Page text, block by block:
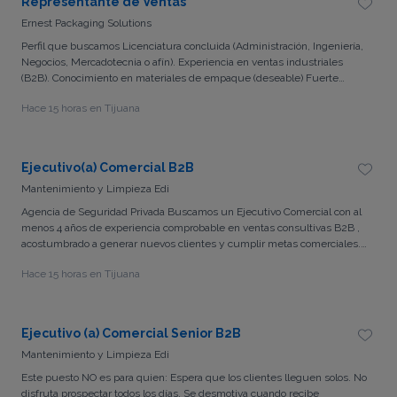
Ernest Packaging Solutions
Perfil que buscamos Licenciatura concluida (Administración, Ingeniería,
Negocios, Mercadotecnia o afín). Experiencia en ventas industriales
(B2B). Conocimiento en materiales de empaque (deseable) Fuerte
crecimiento y enfoque a resultados. Excelente comunicación y
👉 Si tienes experiencia en ventas y talento comercial, nosotros te
capacitamos en nuestros productos y procesos. Esta no es solo una
tienes pasión por las ventas, ambición sana y buscas una empresa que
crea en ti, postúlate hoy!!!
Hace 15 horas en Tijuana
Ejecutivo(a) Comercial B2B
Mantenimiento y Limpieza Edi
Agencia de Seguridad Privada Buscamos un Ejecutivo Comercial con al
menos 4 años de experiencia comprobable en ventas consultivas B2B ,
acostumbrado a generar nuevos clientes y cumplir metas comerciales.
Deseable experiencia en este sector: ✔ Seguridad Privada ✔
Seguimiento puntual al proceso de venta.-Agencia de Seguridad
Privada ¿Tienes experiencia vendiendo servicios empresariales y
Hace 15 horas en Tijuana
Ejecutivo (a) Comercial Senior B2B
Mantenimiento y Limpieza Edi
Este puesto NO es para quien: Espera que los clientes lleguen solos. No
disfruta prospectar todos los días. Se desmotiva cuando recibe